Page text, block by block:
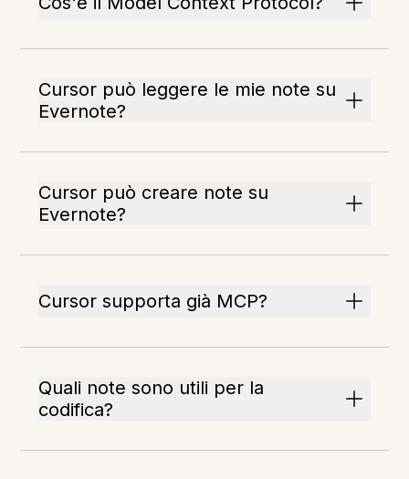
Cursor può leggere le mie note su
Evernote?
Cursor può creare note su
Evernote?
Cursor supporta già MCP?
Quali note sono utili per la
codifica?